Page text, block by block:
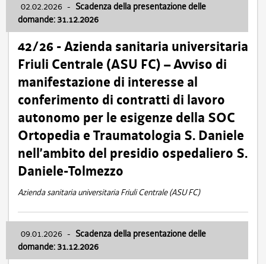
02.02.2026 - Scadenza della presentazione delle
domande: 31.12.2026
42/26 - Azienda sanitaria universitaria
Friuli Centrale (ASU FC) – Avviso di
manifestazione di interesse al
conferimento di contratti di lavoro
autonomo per le esigenze della SOC
Ortopedia e Traumatologia S. Daniele
nell’ambito del presidio ospedaliero S.
Daniele-Tolmezzo
Azienda sanitaria universitaria Friuli Centrale (ASU FC)
09.01.2026 - Scadenza della presentazione delle
domande: 31.12.2026